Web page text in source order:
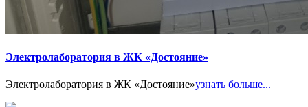
Электролаборатория в ЖК «Достояние»
Электролаборатория в ЖК «Достояние»узнать больше...